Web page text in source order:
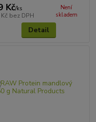
Kč/ks
bez DPH
Není
skladem
Detail